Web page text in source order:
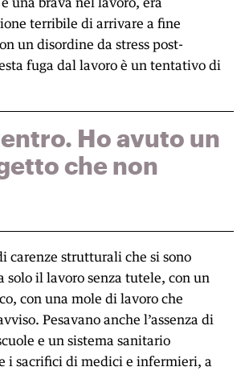
terribile di arrivare a fine
un disordine da stress post-
fuga dal lavoro è un tentativo di
Ho avuto un
che non
carenze strutturali che si sono
solo il lavoro senza tutele, con un
con una mole di lavoro che
Pesavano anche l’assenza di
e un sistema sanitario
i sacrifici di medici e infermieri, a